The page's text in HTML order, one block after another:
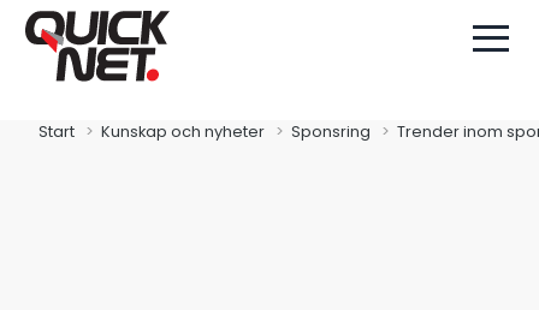
Start Kunskap och nyheter Sponsring Trender inom